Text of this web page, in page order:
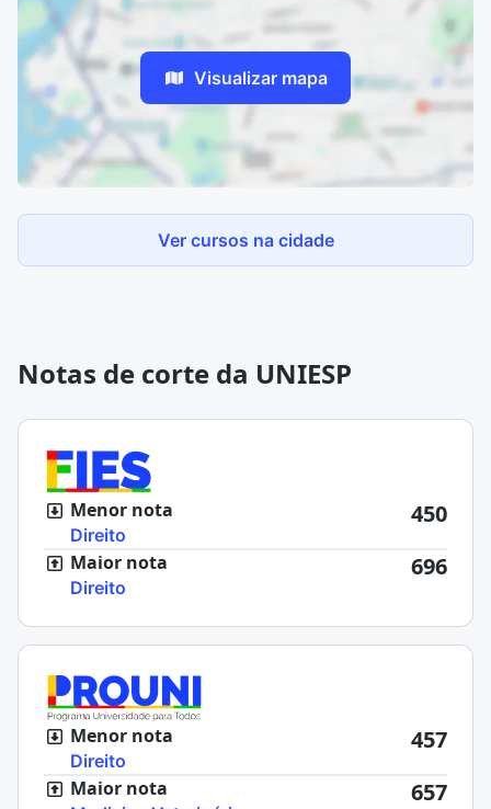
Visualizar mapa
Ver cursos na cidade
Notas de corte da UNIESP
Menor nota
Direito
450
Maior nota
Direito
696
Menor nota
Direito
457
Maior nota 657